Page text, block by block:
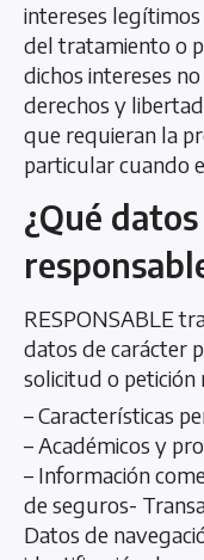
intereses
del tratamiento o
dichos intereses
derechos y
que requieran la
particular cuando
¿Qué
RESPONSABLE
datos de carácter
solicitud o petición
– Características
– Académicos y
– Información
de seguros-
Datos de